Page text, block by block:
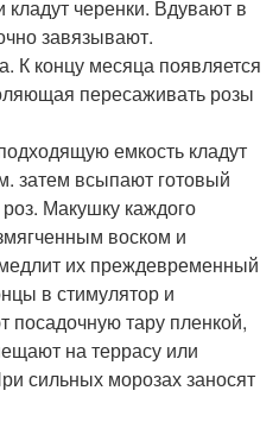
кладут черенки. Вдувают в
завязывают.
К концу месяца появляется
пересаживать розы
емкость кладут
затем всыпают готовый
Макушку каждого
воском и
их преждевременный
в стимулятор и
тару пленкой,
на террасу или
сильных морозах заносят